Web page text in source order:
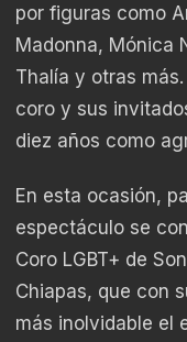
por figuras como
Madonna, Mónica
Thalía y otras
coro y sus
diez años como
En esta ocasión,
espectáculo se
Coro LGBT+ de
Chiapas, que con
más inolvidable el